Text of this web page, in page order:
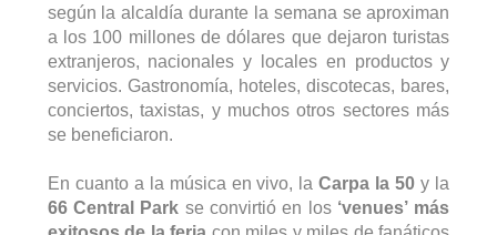
según la alcaldía durante la semana se aproximan
a los 100 millones de dólares que dejaron turistas
extranjeros, nacionales y locales en productos y
servicios. Gastronomía, hoteles, discotecas, bares,
conciertos, taxistas, y muchos otros sectores más
se beneficiaron.
En cuanto a la música en vivo, la Carpa la 50
66 Central Park se convirtió en los ‘venues’ más